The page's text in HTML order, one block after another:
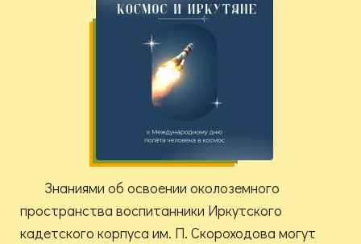
Знаниями об освоении околоземного
пространства воспитанники Иркутского
кадетского корпуса им. П. Скороходова могут